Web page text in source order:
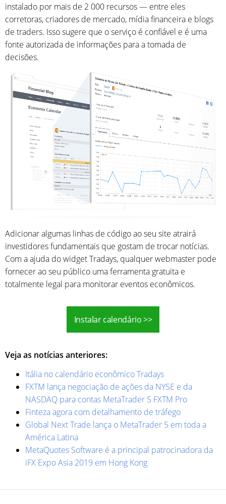
instalado por mais de 2 000 recursos — entre eles
corretoras, criadores de mercado, mídia financeira e blogs
de traders. Isso sugere que o serviço é confiável e é uma
fonte autorizada de informações para a tomada de
decisões.
Adicionar algumas linhas de código ao seu site atrairá
investidores fundamentais que gostam de trocar notícias.
Com a ajuda do widget Tradays, qualquer webmaster pode
fornecer ao seu público uma ferramenta gratuita e
totalmente legal para monitorar eventos econômicos.
Instalar calendário >>
Veja as notícias anteriores:
Itália no calendário econômico Tradays
FXTM lança negociação de ações da NYSE e da
NASDAQ para contas MetaTrader 5 FXTM Pro
Finteza agora com detalhamento de tráfego
Global Next Trade lança o MetaTrader 5 em toda a
América Latina
MetaQuotes Software é a principal patrocinadora da
iFX Expo Asia 2019 em Hong Kong